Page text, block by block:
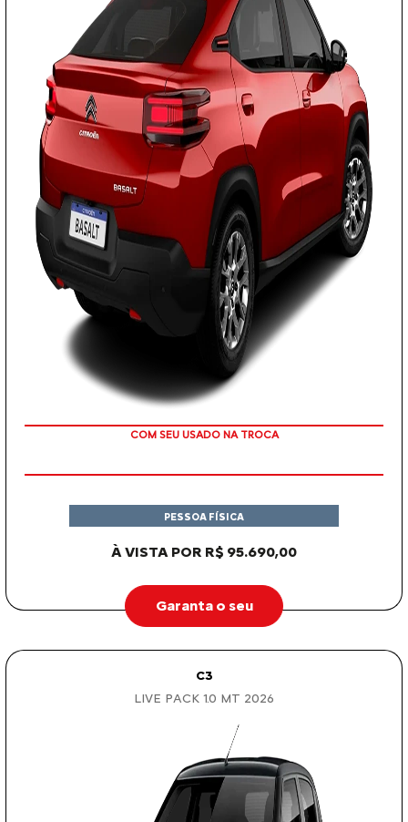
OU TAXA 0%
À VISTA POR R$ 95.690,00
PESSOA FÍSICA
Garanta o seu
C3
LIVE PACK 1.0 MT 2026